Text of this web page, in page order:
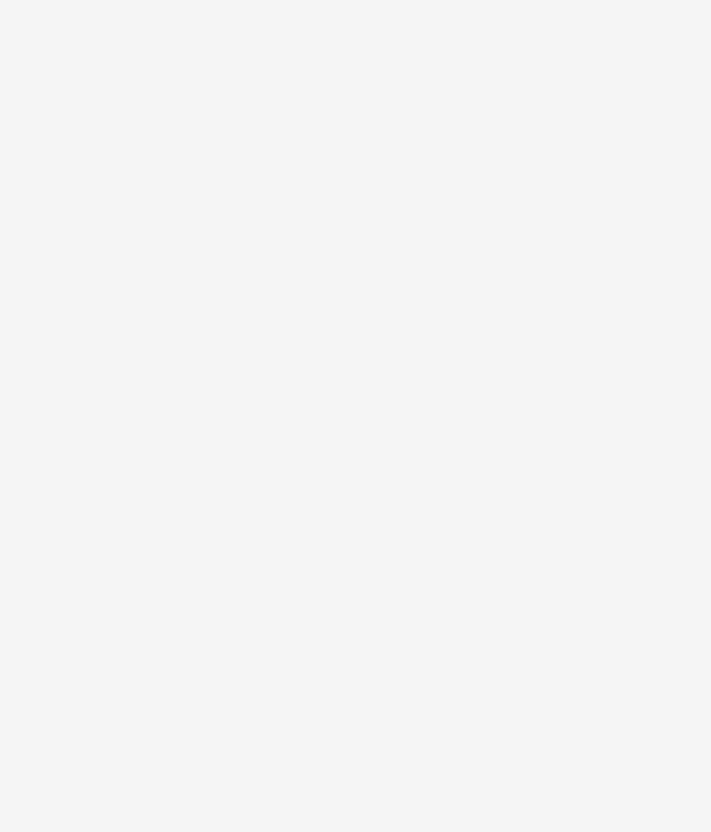
motorische ontwikkeling
gevolg van onvoldoende beweging
ontwikkelingsproblemen en andere ontwikkelingsproblemen
versus complexe ontwikkelingsproblemen
en behandeling
Disorder
of beweegarmoede
factoren
Signaleren en diagnostiek
over 3 Signaleren en diagnostiek
om motorische ontwikkelingsproblemen te signaleren en te volgen binnen de JGZ
in de JGZ
over 4 Preventie
en interventies aan ouders om de motorische ontwikkeling te stimuleren